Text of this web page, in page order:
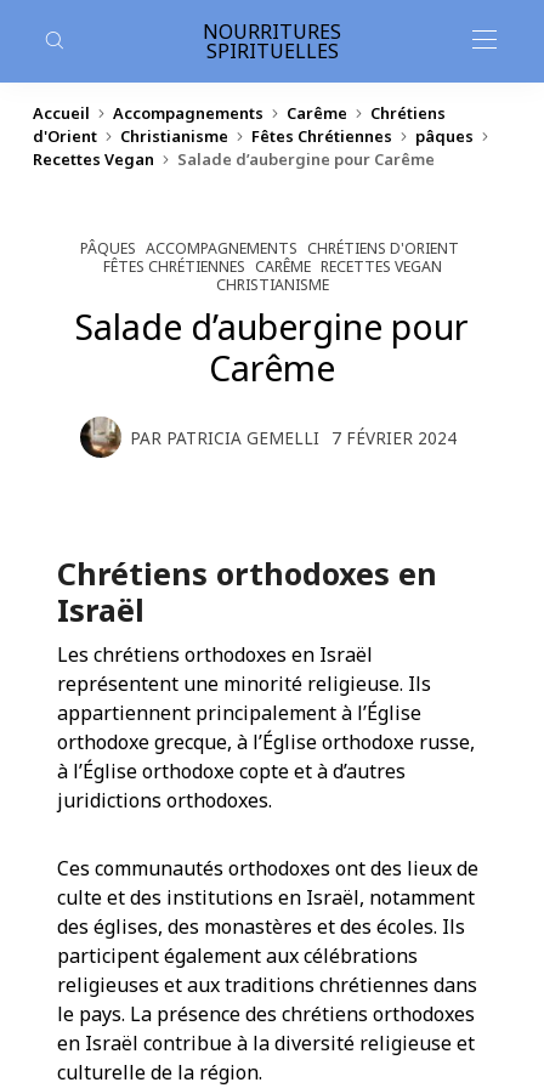
principal
NOURRITURES
SPIRITUELLES
Accueil Accompagnements Carême
Chrétiens
d'Orient
Christianisme Fêtes Chrétiennes
pâques
Recettes Vegan
Salade d’aubergine pour Carême
PÂQUES ACCOMPAGNEMENTS CHRÉTIENS D'ORIENT
FÊTES CHRÉTIENNES CARÊME RECETTES VEGAN
CHRISTIANISME
Salade d’aubergine pour
Carême
PAR PATRICIA GEMELLI 7 FÉVRIER 2024
Chrétiens orthodoxes en
Israël
Les chrétiens orthodoxes en Israël
représentent une minorité religieuse. Ils
appartiennent principalement à l’Église
orthodoxe grecque, à l’Église orthodoxe russe,
à l’Église orthodoxe copte et à d’autres
juridictions orthodoxes.
Ces communautés orthodoxes ont des lieux de
culte et des institutions en Israël, notamment
des églises, des monastères et des écoles. Ils
participent également aux célébrations
religieuses et aux traditions chrétiennes dans
le pays. La présence des chrétiens orthodoxes
en Israël contribue à la diversité religieuse et
culturelle de la région.